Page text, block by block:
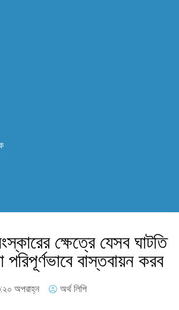
ক্ষেত্রে যেসব ঘাটতি
পরিপূর্ণভাবে বাস্তবায়ন করব
অপরাহ্ন অর্থ লিপি